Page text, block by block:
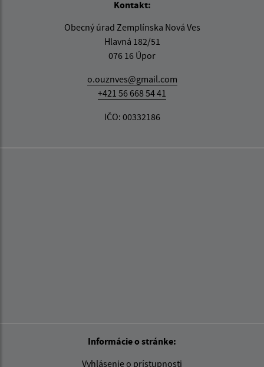
Kontakt:
Obecný úrad Zemplínska Nová Ves
Hlavná 182/51
076 16 Úpor
o.ouznves@gmail.com
+421 56 668 54 41
IČO: 00332186
Informácie o stránke:
Vyhlásenie o prístupnosti